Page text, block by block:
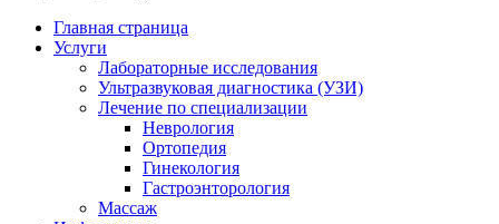
Главная страница
Услуги
Лабораторные исследования
Ультразвуковая диагностика (УЗИ)
Лечение по специализации
Неврология
Ортопедия
Гинекология
Гастроэнторология
Массаж